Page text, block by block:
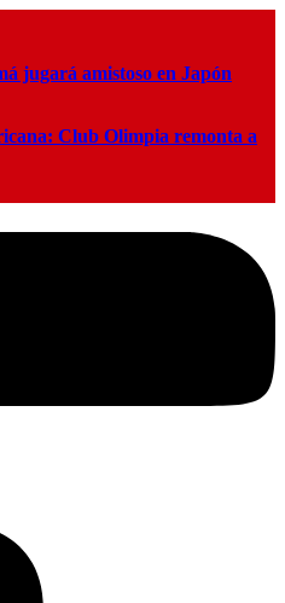
jugará amistoso en Japón
Club Olimpia remonta a